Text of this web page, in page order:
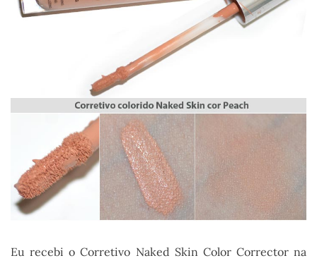
Eu recebi o Corretivo Naked Skin Color Corrector na